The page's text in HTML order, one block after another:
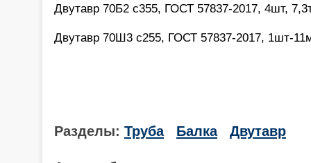
Двутавр 70Б2 с355, ГОСТ 57837-2017, 4шт,
Двутавр 70Ш3 с255, ГОСТ 57837-2017, 1шт-
Разделы: Труба Балка Двутавр